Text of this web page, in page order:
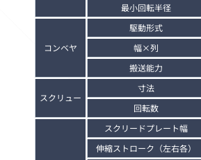
最小回転半径
コンベヤ
駆動形式
幅×列
搬送能力
スクリュー
寸法
回転数
スクリードプレート幅
伸縮ストローク（左右各）